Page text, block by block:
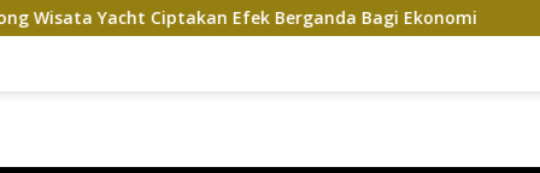
Ciptakan Efek Berganda Bagi Ekonomi Penampilan